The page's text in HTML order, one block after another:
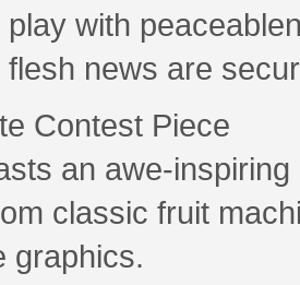
with
flesh news are
Contest Piece
an awe-
classic fruit
graphics.